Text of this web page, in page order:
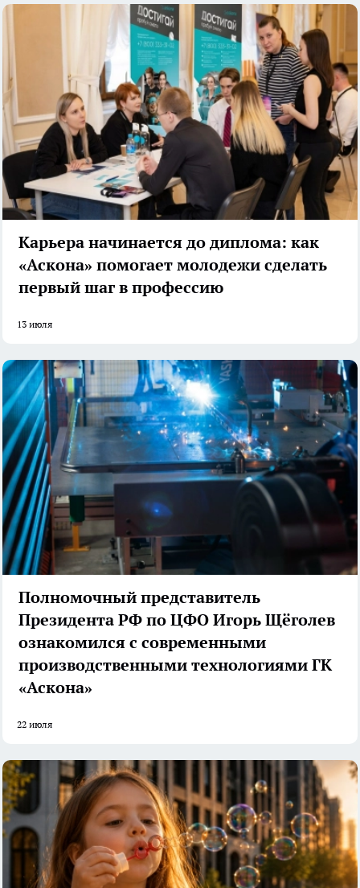
Карьера начинается до диплома: как
«Аскона» помогает молодежи сделать
первый шаг в профессию
13 июля
Полномочный представитель
Президента РФ по ЦФО Игорь Щёголев
ознакомился с современными
производственными технологиями ГК
«Аскона»
22 июля